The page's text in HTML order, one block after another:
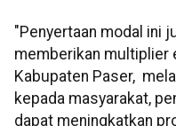
"Penyertaan modal ini
memberikan multiplier
Kabupaten Paser,
kepada masyarakat,
dapat meningkatkan